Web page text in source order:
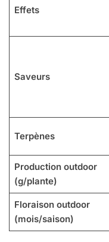
Effets
Saveurs
Terpènes
Production outdoor
(g/plante)
Floraison outdoor
(mois/saison)